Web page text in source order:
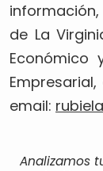
de La
Económico
email:
Analizamos